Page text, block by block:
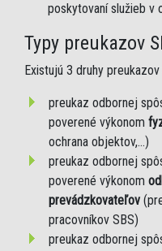
poskytovaní služieb v
Typy preukazov
Existujú 3 druhy preukazov
preukaz odbornej
poverené výkonom
ochrana objektov,...)
preukaz odbornej
poverené výkonom
prevádzkovateľov
pracovníkov SBS)
preukaz odbornej